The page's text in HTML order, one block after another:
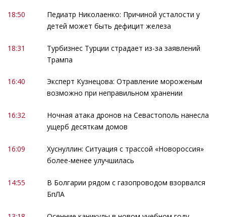
18:50
Педиатр Николаенко: Причиной усталости у
детей может быть дефицит железа
18:31
Турбизнес Турции страдает из-за заявлений
Трампа
16:40
Эксперт Кузнецова: Отравление мороженым
возможно при неправильном хранении
16:32
Ночная атака дронов на Севастополь нанесла
ущерб десяткам домов
16:09
Хуснуллин: Ситуация с трассой «Новороссия»
более-менее улучшилась
14:55
В Болгарии рядом с газопроводом взорвался
БпЛА